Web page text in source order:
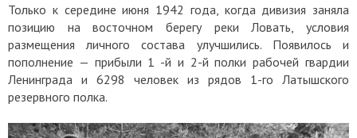
Только к середине июня 1942 года, когда дивизия заняла
позицию на восточном берегу реки Ловать, условия
размещения личного состава улучшились. Появилось и
пополнение — прибыли 1 -й и 2-й полки рабочей гвардии
Ленинграда и 6298 человек из рядов 1-го Латышского
резервного полка.